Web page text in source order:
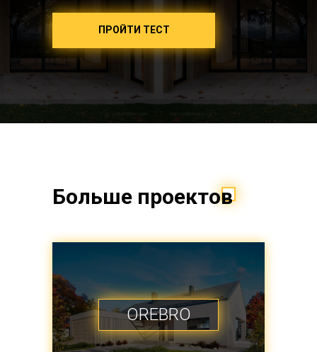
ПРОЙТИ ТЕСТ
Больше проектов
OREBRO